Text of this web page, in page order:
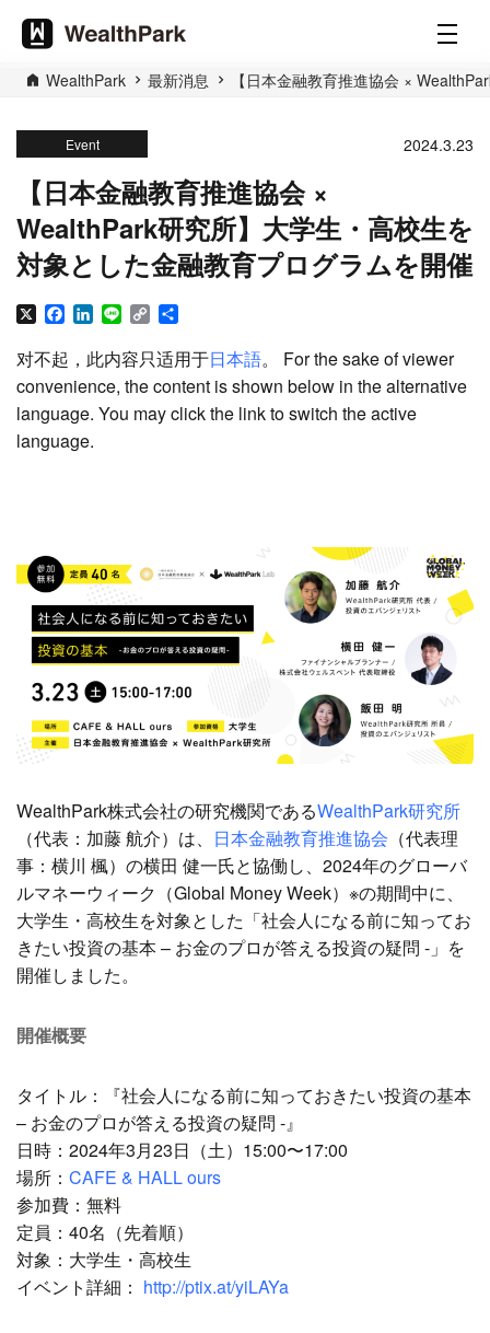
WealthPark 最新消息 【日本金融教育推進協会 ×
Event 2024.3.23
【日本金融教育推進協会 ×
WealthPark研究所】大学生・高校生を
対象とした金融教育プログラムを開催
X Facebook
LinkedIn
Line Copy
对不起，此内容只适用于日本語。 For the sake of viewer
convenience, the content is shown below in the alternative
language. You may click the link to switch the active
language.
WealthPark株式会社の研究機関であるWealthPark研究所
（代表：加藤 航介）は、 日本金融教育推進協会 （代表理
事：横川 楓）の横田 健一氏と協働し、2024年のグローバ
ルマネーウィーク（Global Money Week）※の期間中に、
大学生・高校生を対象とした「社会人になる前に知ってお
きたい投資の基本 – お金のプロが答える投資の疑問 -」 を
開催しました。
開催概要
タイトル：『社会人になる前に知っておきたい投資の基本
– お金のプロが答える投資の疑問 -』
日時：2024年3月23日（土）15:00〜17:00
場所： CAFE & HALL ours
参加費：無料
定員：40名（先着順）
対象：大学生・高校生
イベント詳細： http://ptix.at/yiLAYa